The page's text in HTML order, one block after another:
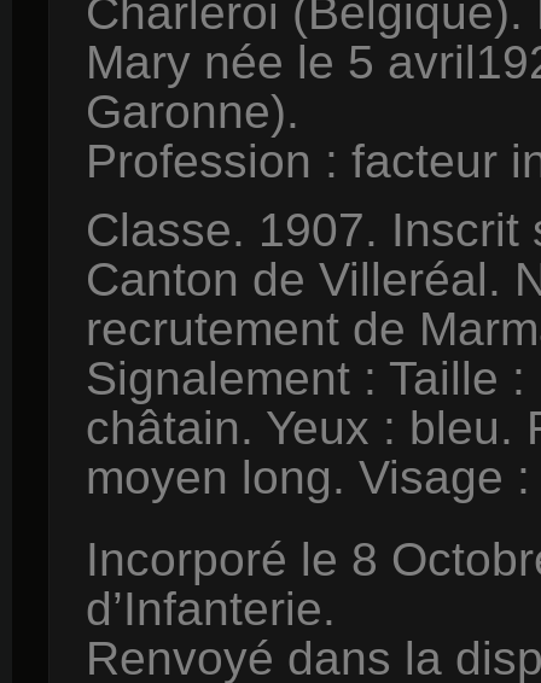
Charleroi
Mary née le 5
Garonne).
Profession : facteur
Classe. 1907. Inscrit
Canton de Villeréal.
recrutement de
Signalement : Taille
châtain. Yeux : bleu.
moyen long. Visage
Incorporé le 8
d’Infanterie.
Renvoyé dans la